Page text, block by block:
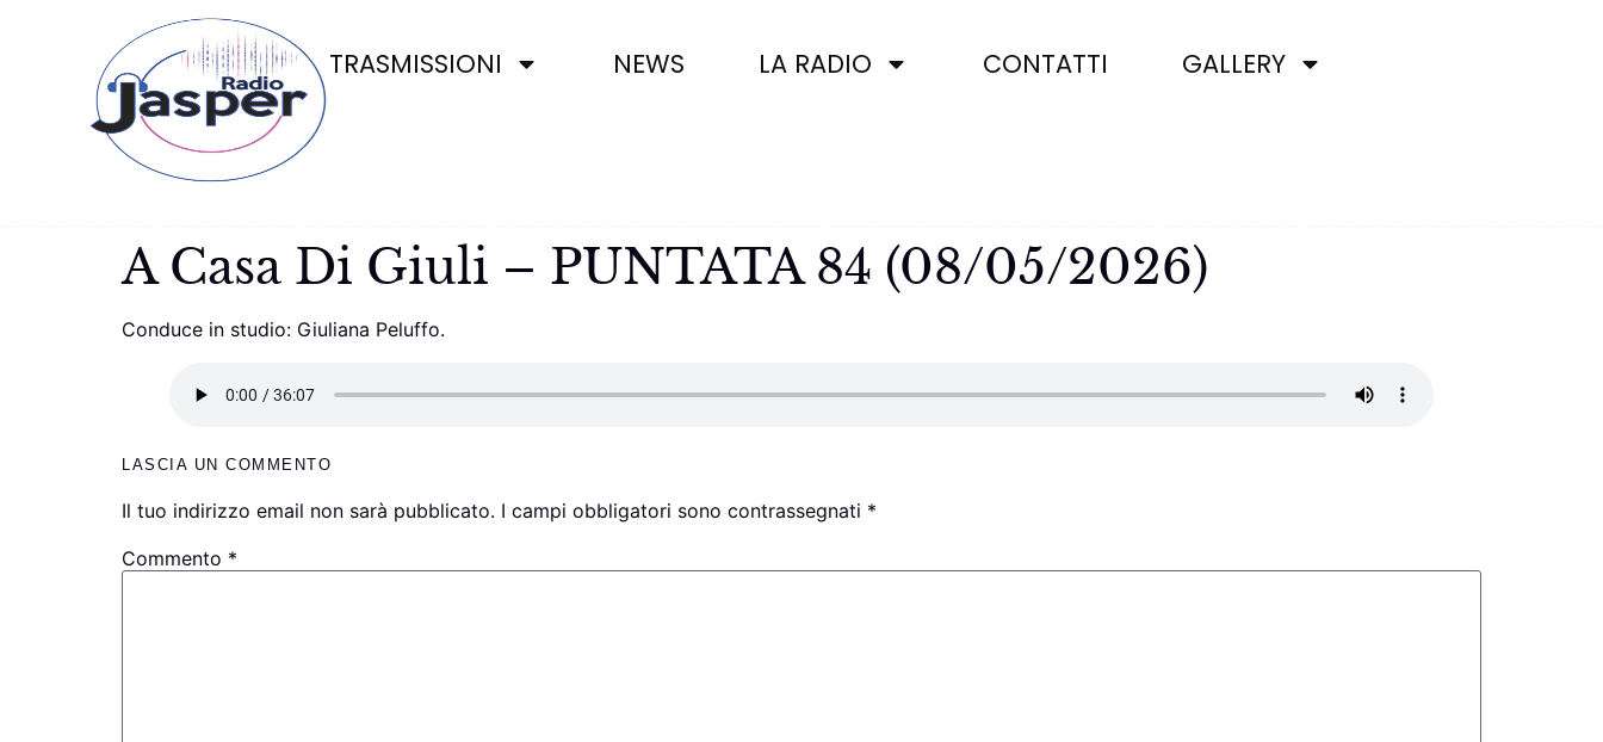
TRASMISSIONI NEWS LA RADIO CONTATTI GALLERY
A Casa Di Giuli – PUNTATA 84 (08/05/2026)
Conduce in studio: Giuliana Peluffo.
LASCIA UN COMMENTO
Il tuo indirizzo email non sarà pubblicato. I campi obbligatori sono contrassegnati *
Commento *